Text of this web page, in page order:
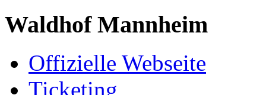
Waldhof Mannheim
Offizielle Webseite
Ticketing